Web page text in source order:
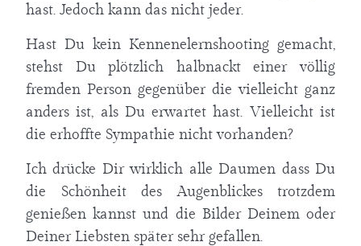
hast. Jedoch kann das nicht jeder.
Hast Du kein Kennenelernshooting gemacht,
stehst Du plötzlich halbnackt einer völlig
fremden Person gegenüber die vielleicht ganz
anders ist, als Du erwartet hast. Vielleicht ist
die erhoffte Sympathie nicht vorhanden?
Ich drücke Dir wirklich alle Daumen dass Du
die Schönheit des Augenblickes trotzdem
genießen kannst und die Bilder Deinem oder
Deiner Liebsten später sehr gefallen.